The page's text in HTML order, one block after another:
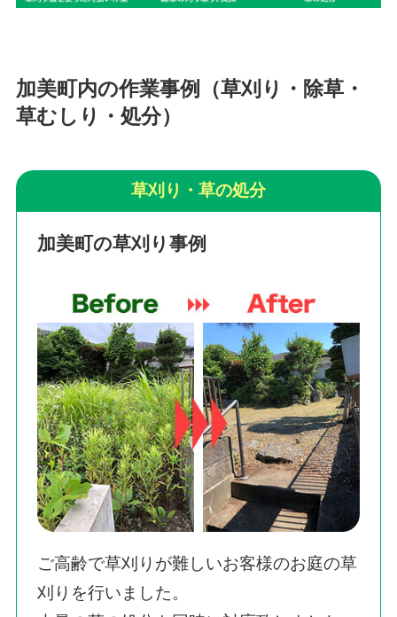
加美町内の作業事例（草刈り・除草・
草むしり・処分）
草刈り・草の処分
加美町の草刈り事例
ご高齢で草刈りが難しいお客様のお庭の草
刈りを行いました。